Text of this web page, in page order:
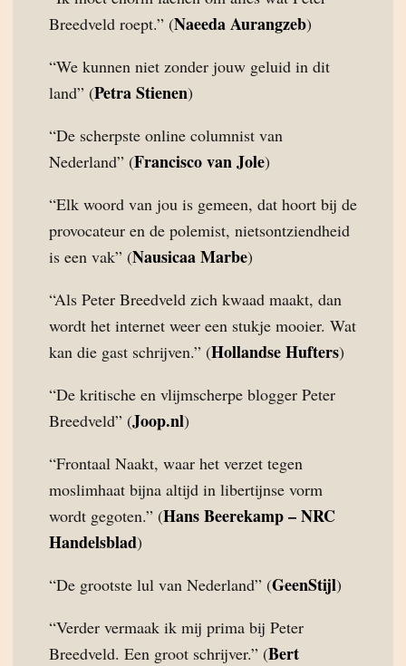
Breedveld roept.” (Naeeda Aurangzeb)
“We kunnen niet zonder jouw geluid in dit
land” (Petra Stienen)
“De scherpste online columnist van
Nederland” (Francisco van Jole)
“Elk woord van jou is gemeen, dat hoort bij de
provocateur en de polemist, nietsontziendheid
is een vak” (Nausicaa Marbe)
“Als Peter Breedveld zich kwaad maakt, dan
wordt het internet weer een stukje mooier. Wat
kan die gast schrijven.” (Hollandse Hufters)
“De kritische en vlijmscherpe blogger Peter
Breedveld” (Joop.nl)
“Frontaal Naakt, waar het verzet tegen
moslimhaat bijna altijd in libertijnse vorm
wordt gegoten.” (Hans Beerekamp – NRC
Handelsblad)
“De grootste lul van Nederland” (GeenStijl)
“Verder vermaak ik mij prima bij Peter
Breedveld. Een groot schrijver.” (Bert